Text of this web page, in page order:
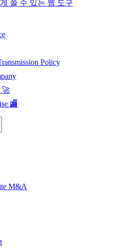
쓸 수 있는 웹 도구
Policy
🚀
🏬
M&A